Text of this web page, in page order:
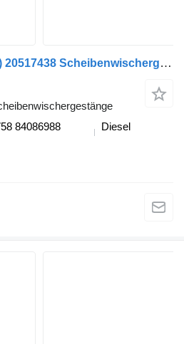
Volvo FM9 (01.01-12.05) 20517438 Scheibenwischergestänge für Volvo FM7-FM12, FM, FMX (1998-2014) Sattelzugmaschine
84086988
Diesel